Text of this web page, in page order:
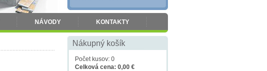
NÁVODY KONTAKTY
Nákupný košík
Počet kusov: 0
Celková cena: 0,00 €